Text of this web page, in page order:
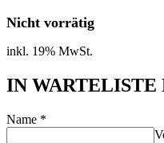
Nicht vorrätig
inkl. 19% MwSt.
IN WARTELISTE
Name *